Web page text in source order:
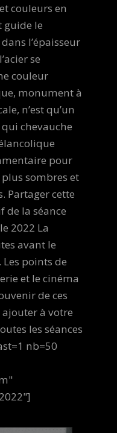
couleurs en
guide le
l’épaisseur
se
couleur
monument à
n’est qu’un
chevauche
pour
sombres et
Partager cette
de la séance
2022 La
avant le
points de
et le cinéma
de ces
ajouter à votre
les séances
nb=50